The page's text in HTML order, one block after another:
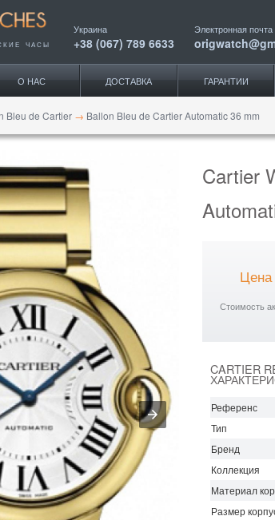
ЧАСЫ
Украина
+38 (067) 789 6633
Электронная почта
О НАС ДОСТАВКА ГАРАНТИИ
Bleu de Cartier → Ballon Bleu de Cartier Automatic 36 mm
Cartier
Цена
Стоимость
CARTIER
Референс
Тип
Бренд
Коллекция
Материал
Размер